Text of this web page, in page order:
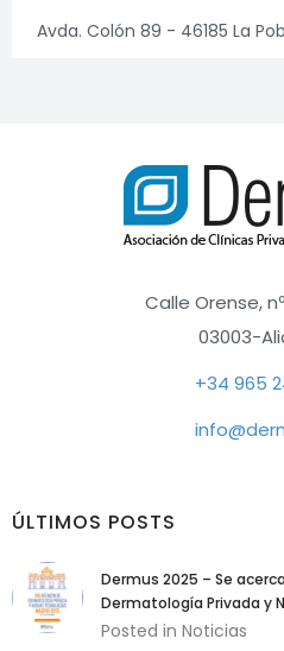
Avda. Colón 89 - 46185 La
Calle Orense,
03003-
+34 965
ÚLTIMOS POSTS
Dermus 2025 – Se
Dermatología Privada y
Posted in Noticias